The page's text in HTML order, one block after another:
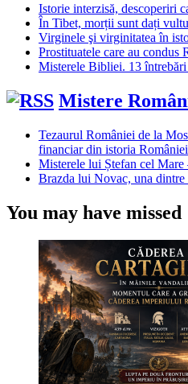
Istorie interzisă, descoperiri
În Tibet, morții sunt dați
Virginele şi virginitatea în
Prostituatele care au condus
Misterele Bibliei. 13 întrebări
Mistere
Tezaurul României de la
financiar din istoria României
Misterele lui Ștefan cel Mare
Brazda lui Novac, una
You may have missed